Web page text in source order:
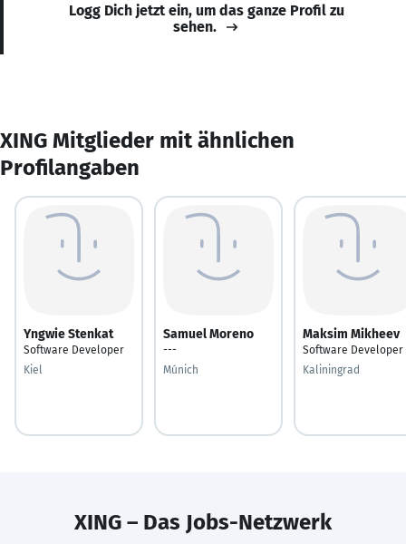
Logg Dich jetzt ein, um das ganze Profil zu
sehen.
XING Mitglieder mit ähnlichen
Profilangaben
Yngwie Stenkat
Software Developer
Kiel
Samuel Moreno
---
Múnich
Maksim Mikheev
Software Developer
Kaliningrad
XING – Das Jobs-Netzwerk